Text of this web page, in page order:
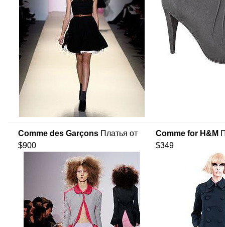
Comme des Garçons Платья от
$900
Comme for H&M
$349